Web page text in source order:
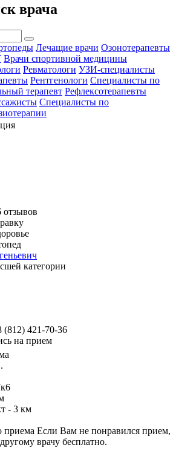
врача
Лечащие врачи Озонотерапевты
Врачи спортивной медицины
Ревматологи УЗИ-специалисты
Рентгенологи Специалисты по
терапевт Рефлексотерапевты
Специалисты по
отзывов
категории
(812) 421-70-36
на прием
- 3 км
приема Если Вам не понравился прием,
врачу бесплатно.